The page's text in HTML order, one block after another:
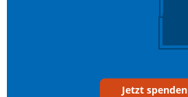
Jetzt spenden